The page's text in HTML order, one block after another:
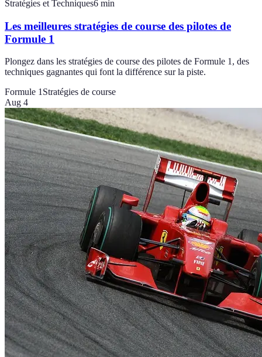
Stratégies et Techniques6 min
Les meilleures stratégies de course des pilotes de
Formule 1
Plongez dans les stratégies de course des pilotes de Formule 1, des
techniques gagnantes qui font la différence sur la piste.
Formule 1Stratégies de course
Aug 4